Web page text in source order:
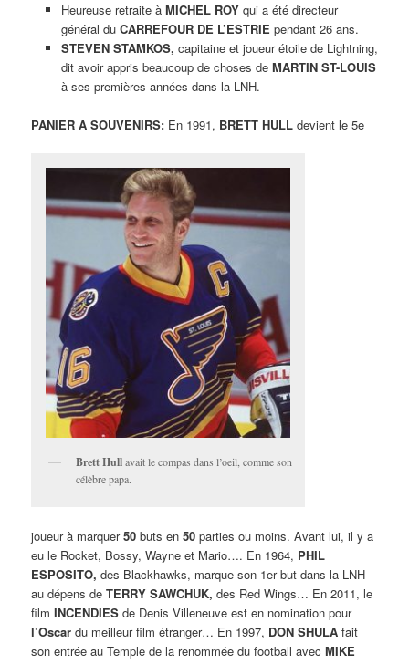
Heureuse retraite à MICHEL ROYqui a été directeur
général du CARREFOUR DE L’ESTRIE pendant 26 ans.
STEVEN STAMKOS, capitaine et joueur étoile de Lightning,
dit avoir appris beaucoup de choses de MARTIN ST-LOUIS
à ses premières années dans la LNH.
PANIER À SOUVENIRS: En 1991, BRETT HULL devient le 5e
Brett Hullavait le compas dans l’oeil, comme son
célèbre papa.
joueur à marquer50 buts en50 parties ou moins. Avant lui, il y a
eu le Rocket, Bossy, Wayne et Mario…. En 1964, PHIL
ESPOSITO, des Blackhawks, marque son 1er but dans la LNH
au dépens deTERRY SAWCHUK, des Red Wings… En 2011, le
filmINCENDIES de Denis Villeneuve est en nomination pour
l’Oscar du meilleur film étranger… En 1997, DON SHULA fait
son entrée au Temple de la renommée du football avecMIKE